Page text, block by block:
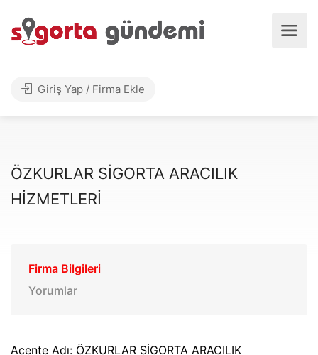
Giriş Yap / Firma Ekle
ÖZKURLAR SİGORTA ARACILIK
HİZMETLERİ
Firma Bilgileri
Yorumlar
Acente Adı: ÖZKURLAR SİGORTA ARACILIK